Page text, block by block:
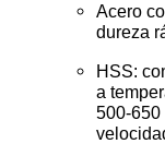
Acero
dureza
HSS:
a
500-650